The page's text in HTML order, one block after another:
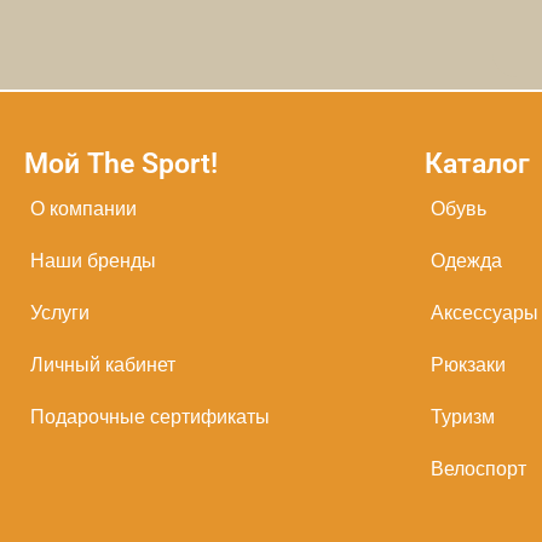
Мой The Sport!
О компании
Наши бренды
Услуги
Личный кабинет
Подарочные сертификаты
Каталог
Обувь
Одежда
Аксессуары
Рюкзаки
Туризм
Велоспорт